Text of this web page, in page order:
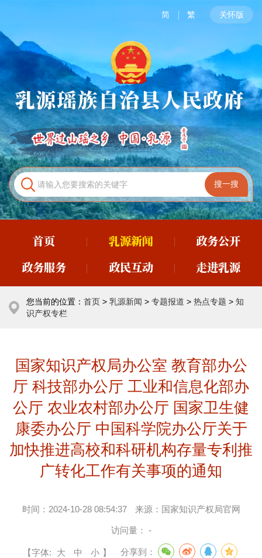
简 繁 关怀版
首页 乳源新闻
政务公开
政务服务
政民互动 走进乳源
您当前的位置： 首页 > 乳源新闻 > 专题报道 > 热点专题 > 知
识产权专栏
国家知识产权局办公室 教育部办公
厅 科技部办公厅 工业和信息化部办
公厅 农业农村部办公厅 国家卫生健
康委办公厅 中国科学院办公厅关于
加快推进高校和科研机构存量专利推
广转化工作有关事项的通知
时间： 2024-10-28 08:54:37 来源： 国家知识产权局官网
访问量： -
【字体: 大 中 小 】 分享到：